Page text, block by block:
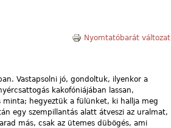
Nyomtatóbarát változat
Vastapsolni jó, gondoltuk, ilyenkor a
kakofóniájában lassan,
minta; hegyeztük a fülünket, ki hallja meg
egy szempillantás alatt átveszi az uralmat,
más, csak az ütemes dübögés, ami